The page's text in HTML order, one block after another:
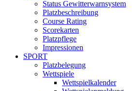
Status Gewitterwarnsystem
Platzbeschreibung
Course Rating
Scorekarten
Platzpflege
Impressionen
SPORT
Platzbelegung
Wettspiele
Wettspielkalender